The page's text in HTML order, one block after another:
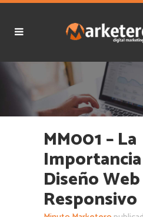
MM001 – La
Diseño Web
Responsivo